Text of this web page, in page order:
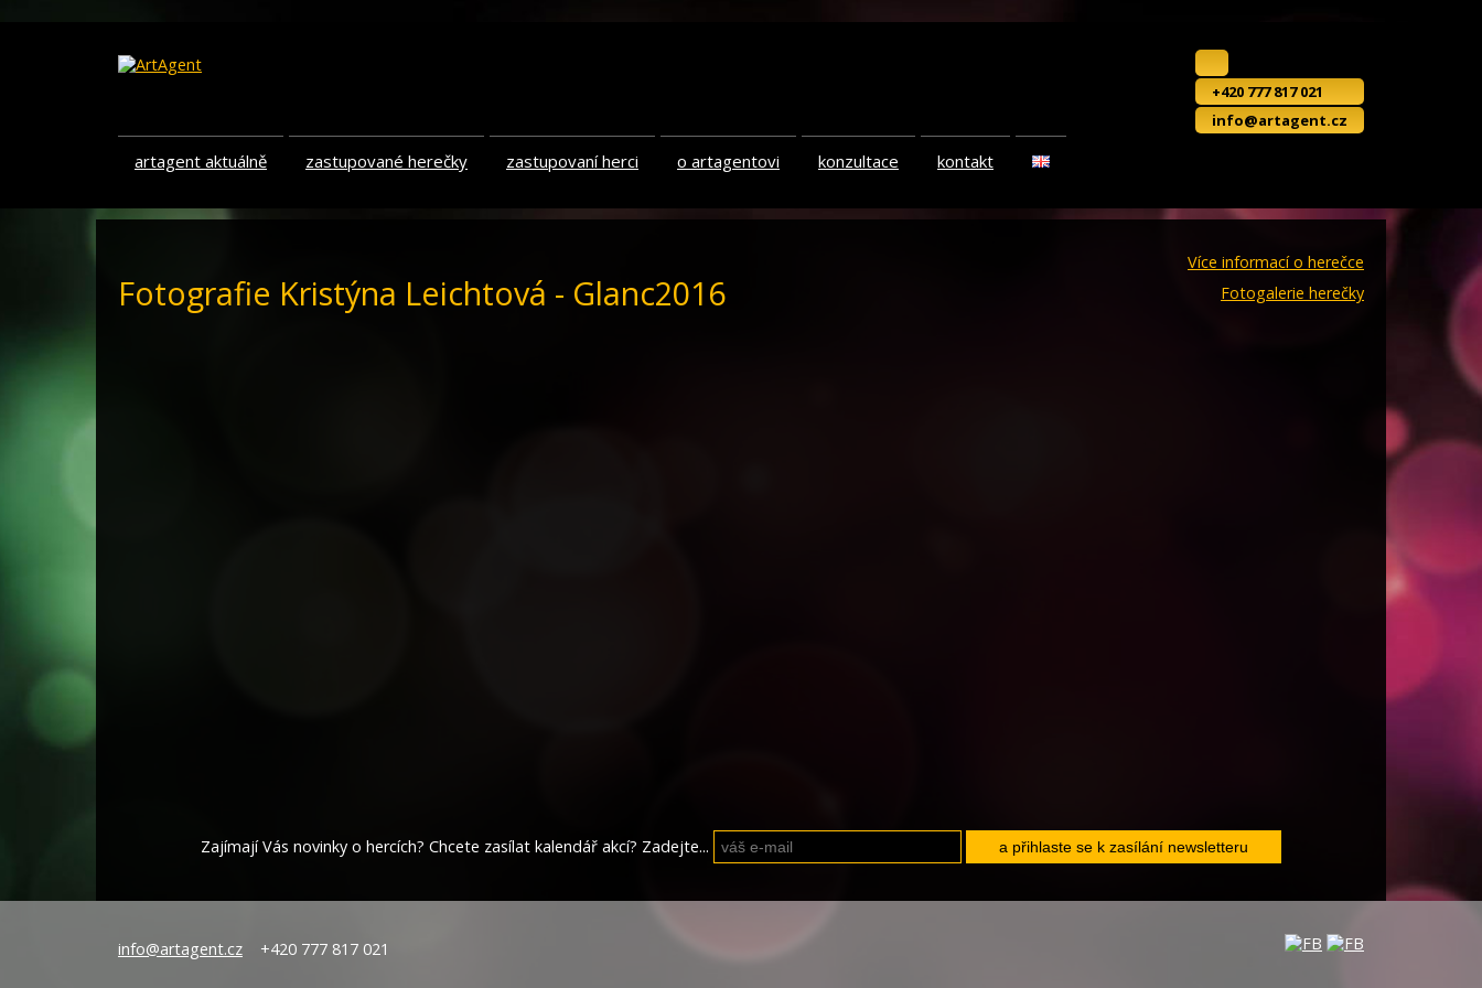
+420 777 817 021
info@artagent.cz
artagent aktuálně zastupované herečky zastupovaní herci o artagentovi konzultace kontakt
Více informací o herečce
Fotogalerie herečky
Fotografie Kristýna Leichtová - Glanc2016
Zajímají Vás novinky o hercích? Chcete zasílat kalendář akcí? Zadejte...
info@artagent.cz +420 777 817 021